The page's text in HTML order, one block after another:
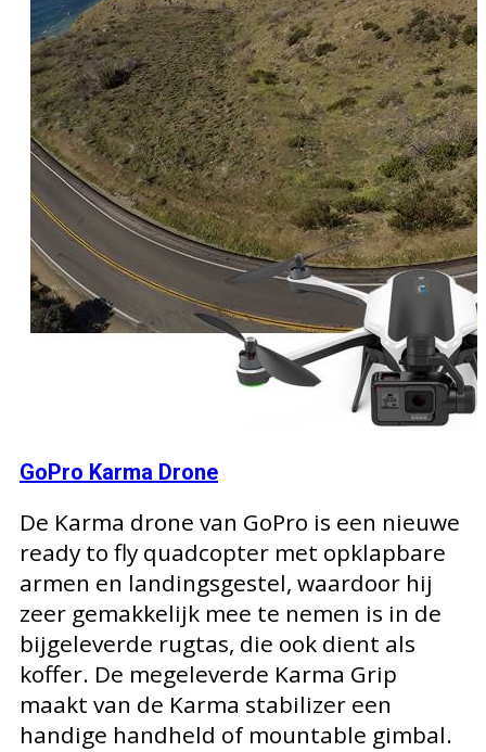
GoPro Karma Drone
De Karma drone van GoPro is een nieuwe
ready to fly quadcopter met opklapbare
armen en landingsgestel, waardoor hij
zeer gemakkelijk mee te nemen is in de
bijgeleverde rugtas, die ook dient als
koffer. De megeleverde Karma Grip
maakt van de Karma stabilizer een
handige handheld of mountable gimbal.